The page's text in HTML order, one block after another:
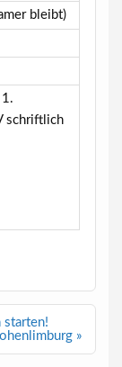
bleibt)
schriftlich
starten!
»